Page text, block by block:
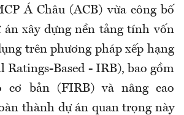
Á Châu (ACB) vừa công bố
xây dựng nền tảng tính vốn
trên phương pháp xếp hạng
Ratings-Based - IRB), bao gồm
cơ bản (FIRB) và nâng cao
thành dự án quan trọng này